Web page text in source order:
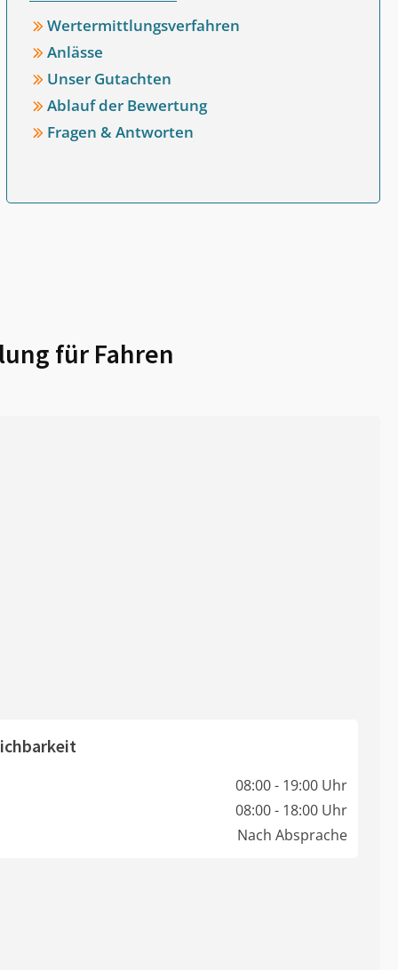
Wertermittlungsverfahren
Anlässe
Unser Gutachten
Ablauf der Bewertung
Fragen & Antworten
für Fahren
08:00 - 19:00 Uhr
08:00 - 18:00 Uhr
Nach Absprache